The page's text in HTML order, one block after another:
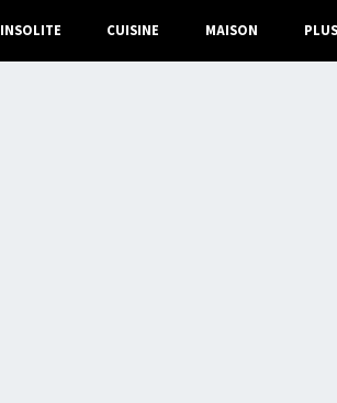
INSOLITE CUISINE MAISON PLUS